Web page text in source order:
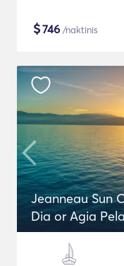
$746 /naktinis
Jeanneau Sun
Dia or Agia